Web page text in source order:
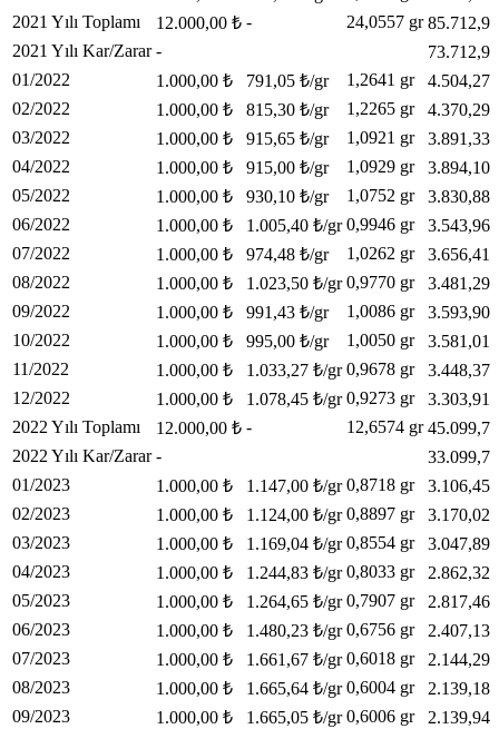
2021 Yılı Toplamı
12.000,00 ₺ - 24,0557 gr
2021 Yılı Kar/Zarar -
01/2022
1.000,00 ₺ 791,05 ₺/gr 1,2641 gr
4.504,27
02/2022
1.000,00 ₺ 815,30 ₺/gr 1,2265 gr
4.370,29
03/2022
1.000,00 ₺ 915,65 ₺/gr 1,0921 gr
3.891,33
04/2022
1.000,00 ₺ 915,00 ₺/gr 1,0929 gr
3.894,10
05/2022
1.000,00 ₺ 930,10 ₺/gr 1,0752 gr
3.830,88
06/2022
1.000,00 ₺ 1.005,40 ₺/gr 0,9946 gr
3.543,96
07/2022
1.000,00 ₺ 974,48 ₺/gr 1,0262 gr
3.656,41
08/2022
1.000,00 ₺ 1.023,50 ₺/gr 0,9770 gr
3.481,29
09/2022
1.000,00 ₺ 991,43 ₺/gr 1,0086 gr
3.593,90
10/2022
1.000,00 ₺ 995,00 ₺/gr 1,0050 gr
3.581,01
11/2022
1.000,00 ₺ 1.033,27 ₺/gr 0,9678 gr
3.448,37
12/2022
1.000,00 ₺ 1.078,45 ₺/gr 0,9273 gr
3.303,91
2022 Yılı Toplamı
12.000,00 ₺ - 12,6574 gr
2022 Yılı Kar/Zarar -
01/2023
1.000,00 ₺ 1.147,00 ₺/gr 0,8718 gr
3.106,45
02/2023
1.000,00 ₺ 1.124,00 ₺/gr 0,8897 gr
3.170,02
03/2023
1.000,00 ₺ 1.169,04 ₺/gr 0,8554 gr
3.047,89
04/2023
1.000,00 ₺ 1.244,83 ₺/gr 0,8033 gr
2.862,32
05/2023
1.000,00 ₺ 1.264,65 ₺/gr 0,7907 gr
2.817,46
06/2023
1.000,00 ₺ 1.480,23 ₺/gr 0,6756 gr
2.407,13
07/2023
1.000,00 ₺ 1.661,67 ₺/gr 0,6018 gr
2.144,29
08/2023
1.000,00 ₺ 1.665,64 ₺/gr 0,6004 gr
2.139,18
09/2023
1.000,00 ₺ 1.665,05 ₺/gr 0,6006 gr
2.139,94